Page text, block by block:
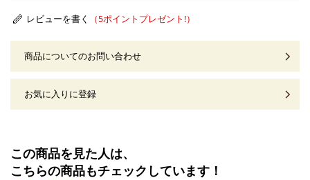
レビューを書く
商品についてのお問い合わせ
お気に入りに登録
この商品を見た人は、
こちらの商品もチェックしています！